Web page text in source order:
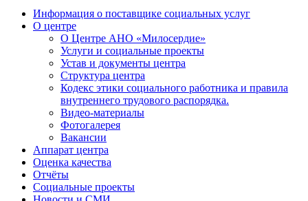
Информация о поставщике социальных услуг
О центре
О Центре АНО «Милосердие»
Услуги и социальные проекты
Устав и документы центра
Структура центра
Кодекс этики социального работника и правила
внутреннего трудового распорядка.
Видео-материалы
Фотогалерея
Вакансии
Аппарат центра
Оценка качества
Отчёты
Социальные проекты